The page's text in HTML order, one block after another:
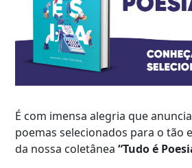
É com imensa alegria que
poemas selecionados para o tão
da nossa coletânea “Tudo é